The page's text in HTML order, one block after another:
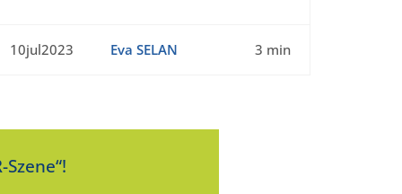
10jul2023 Eva SELAN 3 min